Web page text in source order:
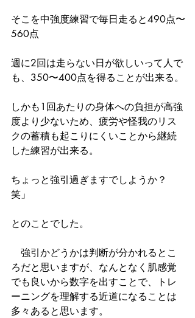
そこを中強度練習で毎日走ると490点〜
560点
週に2回は走らない日が欲しいって人で
も、350〜400点を得ることが出来る。
しかも1回あたりの身体への負担が高強
度より少ないため、疲労や怪我のリス
クの蓄積も起こりにくいことから継続
した練習が出来る。
ちょっと強引過ぎますでしようか？
笑」
とのことでした。
強引かどうかは判断が分かれるとこ
ろだと思いますが、なんとなく肌感覚
でも良いから数字を出すことで、トレ
ーニングを理解する近道になることは
多々あると思います。